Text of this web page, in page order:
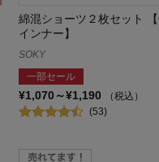
綿混ショーツ２枚セット
インナー】
SOKY
一部セール
¥1,070～¥1,190
（税込）
(53)